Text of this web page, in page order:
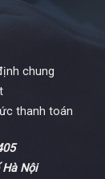
chung
thanh toán
Nội